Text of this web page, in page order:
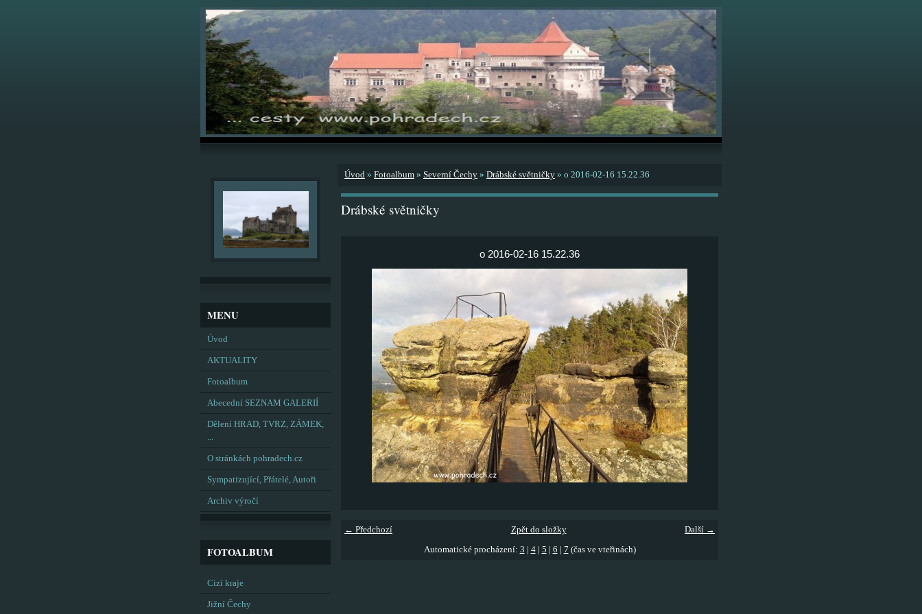
MENU
Úvod
AKTUALITY
Fotoalbum
Abecední SEZNAM GALERIÍ
Dělení HRAD, TVRZ, ZÁMEK,
...
O stránkách pohradech.cz
Sympatizující, Přátelé, Autoři
Archiv výročí
FOTOALBUM
Cizí kraje
Jižní Čechy
Úvod » Fotoalbum » Severní Čechy » Drábské světničky » o 2016-02-16 15.22.36
Drábské světničky
o 2016-02-16 15.22.36
← Předchozí Další →
Zpět do složky
Automatické procházení: 3 4| 5 6 7 (čas ve vteřinách)